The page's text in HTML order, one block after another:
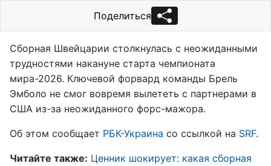
Поделиться
Сборная Швейцарии столкнулась с неожиданными
трудностями накануне старта чемпионата
мира-2026. Ключевой форвард команды Брель
Эмболо не смог вовремя вылететь с партнерами в
США из-за неожиданного форс-мажора.
Об этом сообщает РБК-Украина со ссылкой на SRF.
Читайте также: Ценник шокирует: какая сборная